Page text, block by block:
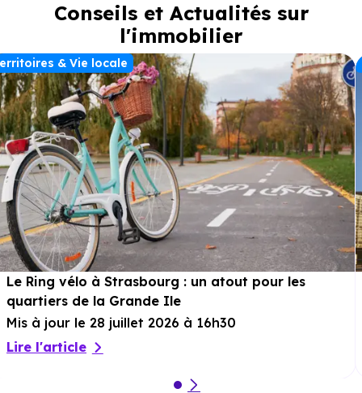
Conseils et Actualités sur
l'immobilier
& Vie locale
Le Ring vélo à Strasbourg : un atout pour les
quartiers de la Grande Ile
Mis à jour le 28 juillet 2026 à 16h30
Lire l'article